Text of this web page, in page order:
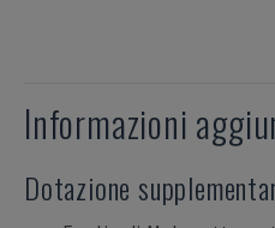
Informazioni
Dotazione